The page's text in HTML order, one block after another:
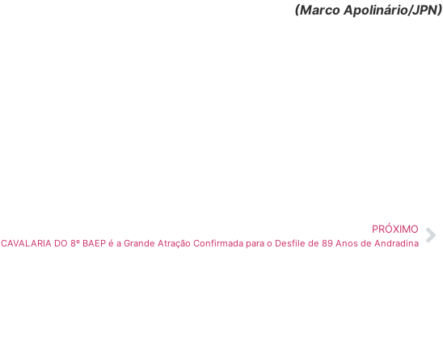
(Marco Apolinário/JPN)
PRÓXIMO
CAVALARIA DO 8º BAEP é a Grande Atração Confirmada para o Desfile de 89 Anos de Andradina